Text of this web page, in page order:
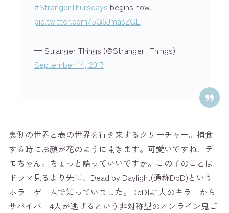
#StrangerThursdays begins now.
pic.twitter.com/5Q6JmasZQL
— Stranger Things (@Stranger_Things)
September 14, 2017
裏側の世界と表の世界を行き来するクリーチャー。捕食
する時にお顔が花のように開きます。可愛いですね、デ
モちゃん。ちょっと語っていいですか。この子のことは
ドラマ見るより先に、Dead by Daylight(通称DbD)という
ホラーゲームで知っていました。DbDは1人のキラーから
サバイバー4人が逃げるという非対称型のオンライン鬼ご